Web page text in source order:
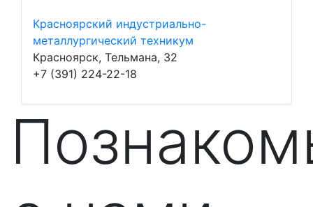
Красноярский индустриально-
металлургический техникум
Красноярск, Тельмана, 32
+7 (391) 224-22-18